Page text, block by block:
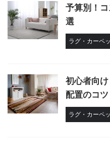
予算別！
選
ラグ・カーペ
初心者向
配置のコツ
ラグ・カーペ